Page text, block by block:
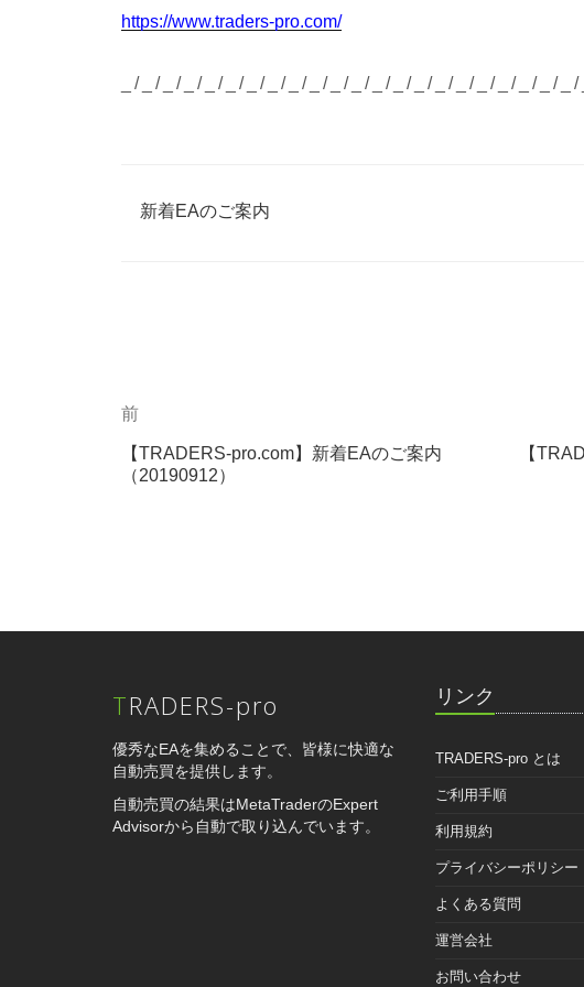
https://www.traders-pro.com/
_/_/_/_/_/_/_/_/_/_/_/_/_/_/_/_/_/_/_/_/_/
カ
新着EAのご案内
投
稿
シ
ン
過
の
投
前
【TRADERS-pro.com】新着EAのご案内
（20190912）
【
TRADERS-pro
優秀なEAを集めることで、皆様に快適な
自動売買を提供します。
自動売買の結果はMetaTraderのExpert
Advisorから自動で取り込んでいます。
リンク
TRADERS-pro とは
ご利用手順
利用規約
プライバシーポリシー
よくある質問
運営会社
お問い合わせ